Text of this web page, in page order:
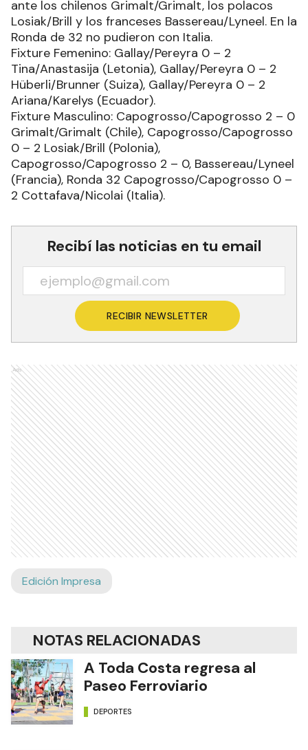
ante los chilenos Grimalt/Grimalt, los polacos
Losiak/Brill y los franceses Bassereau/Lyneel. En la
Ronda de 32 no pudieron con Italia.
Fixture Femenino: Gallay/Pereyra 0 – 2
Tina/Anastasija (Letonia), Gallay/Pereyra 0 – 2
Hüberli/Brunner (Suiza), Gallay/Pereyra 0 – 2
Ariana/Karelys (Ecuador).
Fixture Masculino: Capogrosso/Capogrosso 2 – 0
Grimalt/Grimalt (Chile), Capogrosso/Capogrosso
0 – 2 Losiak/Brill (Polonia),
Capogrosso/Capogrosso 2 – 0, Bassereau/Lyneel
(Francia), Ronda 32 Capogrosso/Capogrosso 0 –
2 Cottafava/Nicolai (Italia).
Recibí las noticias en tu email
RECIBIR NEWSLETTER
Ads
Edición Impresa
NOTAS RELACIONADAS
A Toda Costa regresa al
Paseo Ferroviario
DEPORTES